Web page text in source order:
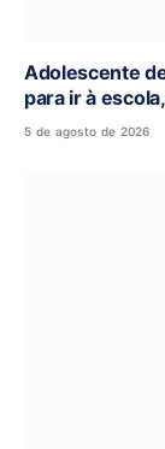
Adolescente
para ir à
5 de agosto de 2026